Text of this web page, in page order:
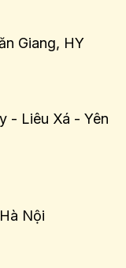
Giang, HY
- Liêu Xá - Yên
Nội